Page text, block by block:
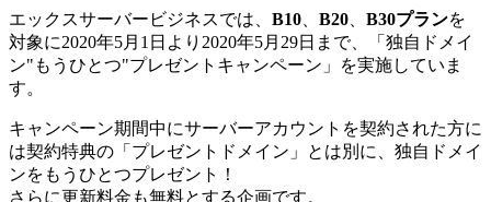
エックスサーバービジネスでは、 B10、 B20、 B30プランを
対象に2020年5月1日より2020年5月29日まで、「独自ドメイ
ン"もうひとつ"プレゼントキャンペーン」を実施していま
す。
キャンペーン期間中にサーバーアカウントを契約された方に
は契約特典の「プレゼントドメイン」とは別に、独自ドメイ
ンをもうひとつプレゼント！
さらに更新料金も無料とする企画です。